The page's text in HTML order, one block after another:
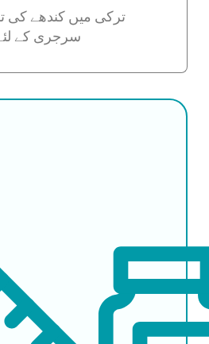
ترکی میں کندھے کی
سرجری کے